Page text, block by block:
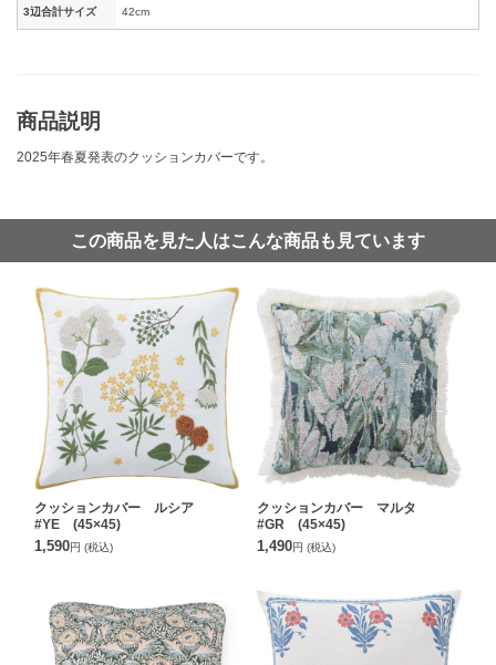
3辺合計サイズ 42cm
商品説明
2025年春夏発表のクッションカバーです。
この商品を見た人はこんな商品も見ています
クッションカバー ルシア
#YE (45×45)
1,590円 (税込)
クッションカバー マルタ
#GR (45×45)
1,490円 (税込)